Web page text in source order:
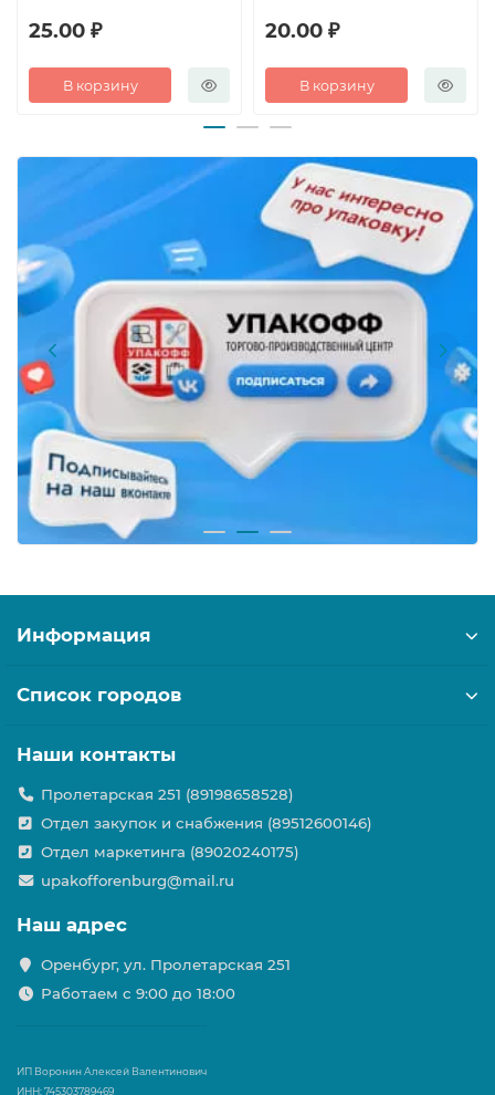
25.00 ₽
В корзину
20.00 ₽
В корзину
Информация
Список городов
Наши контакты
Пролетарская 251 (89198658528)
Отдел закупок и снабжения (89512600146)
Отдел маркетинга (89020240175)
upakofforenburg@mail.ru
Наш адрес
Оренбург, ул. Пролетарская 251
Работаем с 9:00 до 18:00
ИП Воронин Алексей Валентинович
ИНН: 745303789469